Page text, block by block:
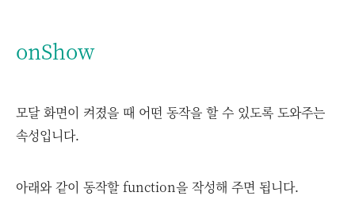
onShow
모달 화면이 켜졌을 때 어떤 동작을 할 수 있도록 도와주는
속성입니다.
아래와 같이 동작할 function을 작성해 주면 됩니다.